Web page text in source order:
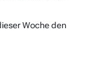
Woche den